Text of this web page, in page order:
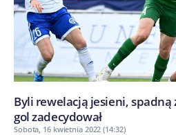
Byli rewelacją jesieni, spadną
gol zadecydował
Sobota, 16 kwietnia 2022 (14:32)